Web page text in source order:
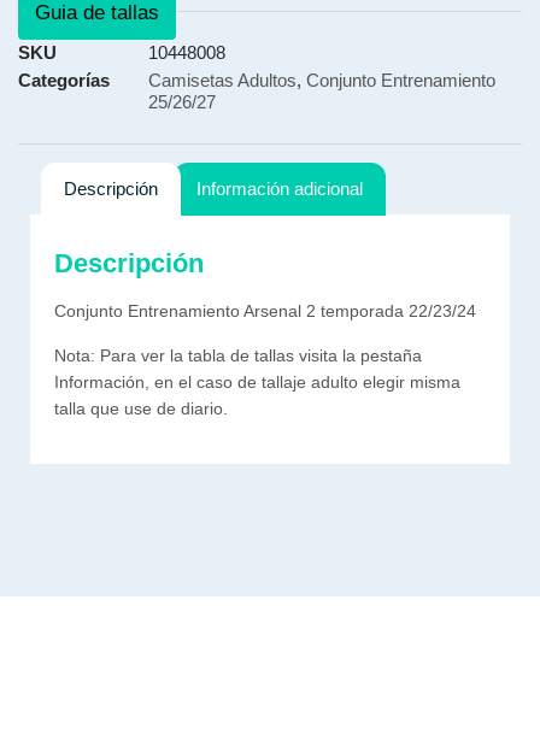
Guia de tallas
SKU
10448008
Categorías
Camisetas Adultos, Conjunto Entrenamiento
25/26/27
Descripción Información adicional
Descripción
Conjunto Entrenamiento Arsenal 2 temporada 22/23/24
Nota: Para ver la tabla de tallas visita la pestaña
Información, en el caso de tallaje adulto elegir misma
talla que use de diario.